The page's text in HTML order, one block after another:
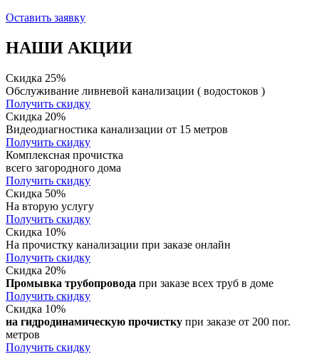
Оставить заявку
НАШИ АКЦИИ
Скидка 25%
Обслуживание ливневой канализации ( водостоков )
Получить скидку
Скидка 20%
Видеодиагностика канализации от 15 метров
Получить скидку
Комплексная прочистка
всего загородного дома
Получить скидку
Скидка 50%
На вторую услугу
Получить скидку
Скидка 10%
На прочистку канализации при заказе онлайн
Получить скидку
Скидка 20%
Промывка трубопровода при заказе всех труб в доме
Получить скидку
Скидка 10%
на гидродинамическую прочистку при заказе от 200 пог.
метров
Получить скидку